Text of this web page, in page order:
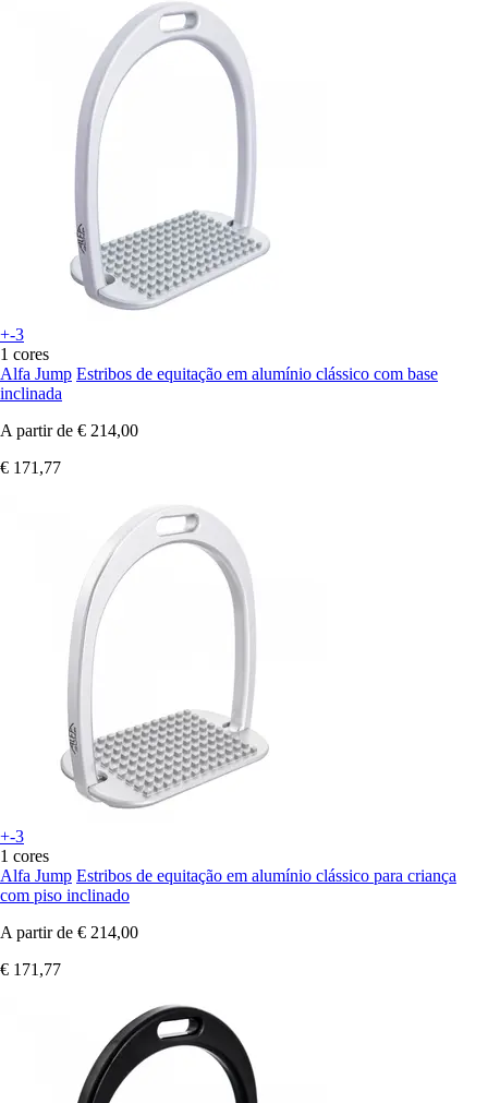
+-3
1 cores
Alfa Jump Estribos de equitação em alumínio clássico com base
inclinada
A partir de € 214,00
€ 171,77
+-3
1 cores
Alfa Jump Estribos de equitação em alumínio clássico para criança
com piso inclinado
A partir de € 214,00
€ 171,77